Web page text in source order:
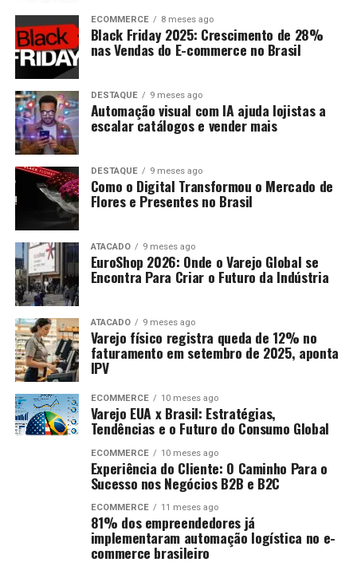
ECOMMERCE 8 meses ago
Black Friday 2025: Crescimento de 28%
nas Vendas do E-commerce no Brasil
DESTAQUE 9 meses ago
Automação visual com IA ajuda lojistas a
escalar catálogos e vender mais
DESTAQUE 9 meses ago
Como o Digital Transformou o Mercado de
Flores e Presentes no Brasil
ATACADO 9 meses ago
EuroShop 2026: Onde o Varejo Global se
Encontra Para Criar o Futuro da Indústria
ATACADO 9 meses ago
Varejo físico registra queda de 12% no
faturamento em setembro de 2025, aponta
IPV
ECOMMERCE 10 meses ago
Varejo EUA x Brasil: Estratégias,
Tendências e o Futuro do Consumo Global
ECOMMERCE 10 meses ago
Experiência do Cliente: O Caminho Para o
Sucesso nos Negócios B2B e B2C
ECOMMERCE 11 meses ago
81% dos empreendedores já
implementaram automação logística no e-
commerce brasileiro